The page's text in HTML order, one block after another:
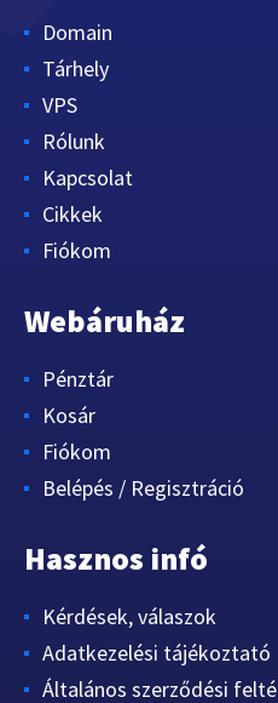
Domain
Tárhely
VPS
Rólunk
Kapcsolat
Cikkek
Fiókom
Webáruház
Pénztár
Kosár
Fiókom
Belépés / Regisztráció
Hasznos infó
Kérdések, válaszok
Adatkezelési tájékoztató
Általános szerződési